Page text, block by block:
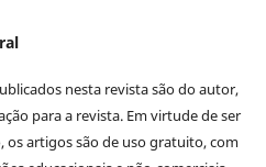
nesta revista são do autor,
para a revista. Em virtude de ser
os artigos são de uso gratuito, com